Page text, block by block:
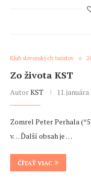
Klub slovenských turistov
Zo života KST
AutorKST 11. januára
Zomrel Peter Perhala (*5.
v… Ďalší obsah je …
ČÍTAŤ VIAC